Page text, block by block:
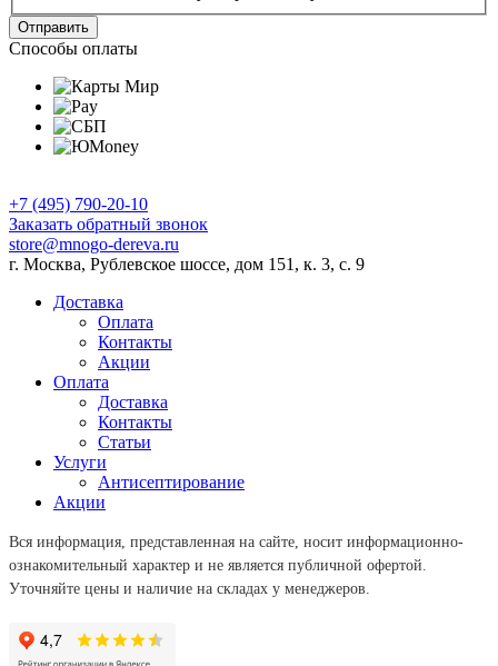
Отправить
Способы оплаты
+7 (495) 790-20-10
Заказать обратный звонок
store@mnogo-dereva.ru
г. Москва, Рублевское шоссе, дом 151, к. 3, с. 9
Доставка
Оплата
Контакты
Акции
Оплата
Доставка
Контакты
Статьи
Услуги
Антисептирование
Акции
Вся информация, представленная на сайте, носит информационно-
ознакомительный характер и не является публичной офертой.
Уточняйте цены и наличие на складах у менеджеров.